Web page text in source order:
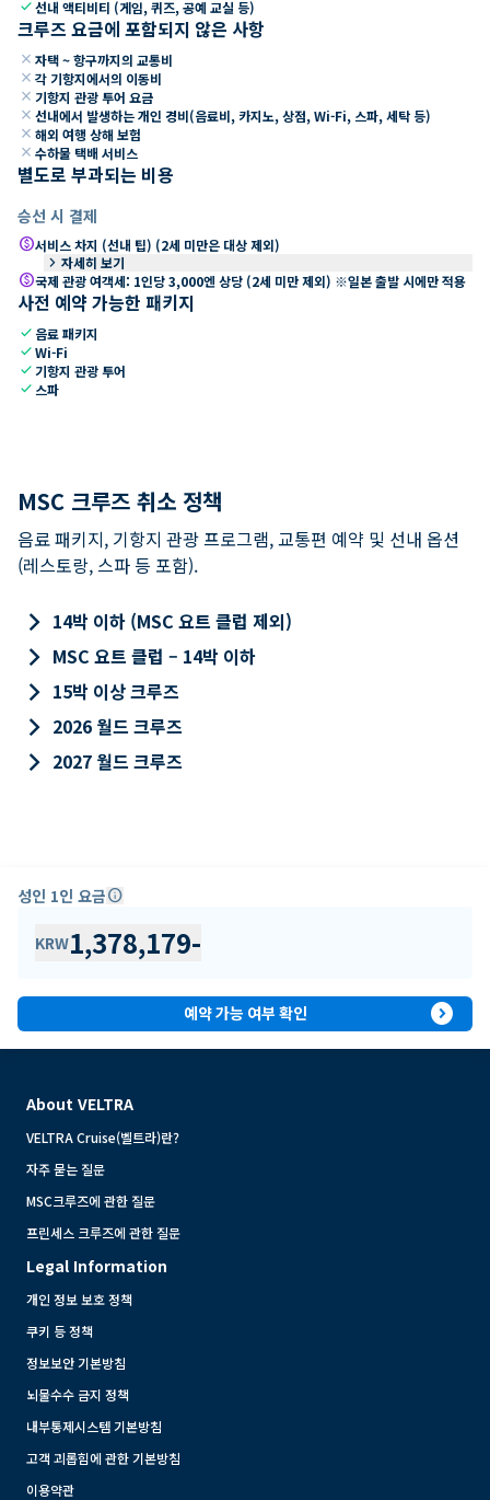
check선내 액티비티 (게임, 퀴즈, 공예 교실 등)
크루즈 요금에 포함되지 않은 사항
close 자택 ~ 항구까지의 교통비
close 각 기항지에서의 이동비
close 기항지 관광 투어 요금
close 선내에서 발생하는 개인 경비(음료비, 카지노, 상점, Wi-Fi, 스파, 세탁 등)
close 해외 여행 상해 보험
close 수하물 택배 서비스
별도로 부과되는 비용
승선 시 결제
paid서비스 차지 (선내 팁) (2세 미만은 대상 제외)
keyboard_arrow_right 자세히 보기
paid국제 관광 여객세: 1인당 3,000엔 상당 (2세 미만 제외) ※일본 출발 시에만 적용
사전 예약 가능한 패키지
check 음료 패키지
checkWi-Fi
check 기항지 관광 투어
check 스파
MSC 크루즈 취소 정책
음료 패키지, 기항지 관광 프로그램, 교통편 예약 및 선내 옵션
(레스토랑, 스파 등 포함).
keyboard_arrow_right 14박 이하 (MSC 요트 클럽 제외)
keyboard_arrow_right MSC 요트 클럽 – 14박 이하
keyboard_arrow_right 15박 이상 크루즈
keyboard_arrow_right 2026 월드 크루즈
keyboard_arrow_right 2027 월드 크루즈
성인 1인 요금info
KRW1,378,179-
예약 가능 여부 확인 expand_circle_right
About VELTRA
VELTRA Cruise(벨트라)란?
자주 묻는 질문
MSC크루즈에 관한 질문
프린세스 크루즈에 관한 질문
Legal Information
개인 정보 보호 정책
쿠키 등 정책
정보보안 기본방침
뇌물수수 금지 정책
내부통제시스템 기본방침
고객 괴롭힘에 관한 기본방침
이용약관